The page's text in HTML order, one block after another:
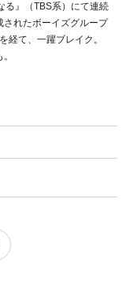
る』（TBS系）にて連続
されたボーイズグループ
経て、一躍ブレイク。